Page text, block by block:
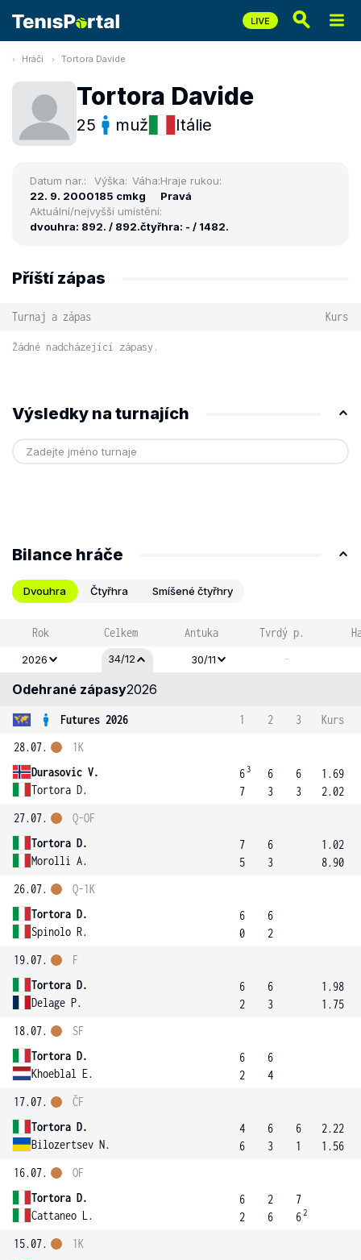
Hráči Tortora Davide
Tortora Davide
25 muž Itálie
Datum nar.:
22. 9. 2000
Výška:
185 cm
Váha:
kg
Hraje rukou:
Pravá
Aktuální/nejvyšší umístění:
dvouhra: 892. / 892.čtyřhra: - / 1482.
Příští zápas
Turnaj a zápas Kurs
Žádné nadcházející zápasy.
Výsledky na turnajích
Bilance hráče
Dvouhra Čtyřhra Smíšené čtyřhry
Rok Celkem Antuka Tvrdý p.
2026 34/12 30/11 -
Odehrané zápasy2026
Futures 2026 1 2 3
Kurs
28.07.
Durasovic V.
Tortora D.
1K
6 3
7
6
3
6
3
1.69
2.02
27.07.
Tortora D.
Morolli A.
Q-OF
7
5
6
3
1.02
8.90
26.07.
Tortora D.
Spinolo R.
Q-1K
6
0
6
2
19.07.
Tortora D.
Delage P.
F
6
2
6
3
1.98
1.75
18.07.
Tortora D.
Khoeblal E.
SF
6
2
6
4
17.07.
Tortora D.
Bilozertsev N.
ČF
4
6
6
3
6
1
2.22
1.56
16.07.
Tortora D.
Cattaneo L.
OF
6
2
2
6
7
62
15.07.
1K